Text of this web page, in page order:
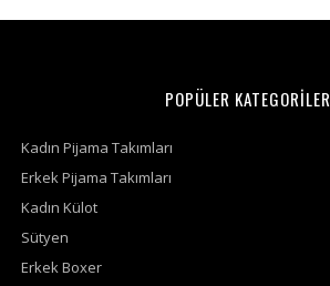
POPÜLER KATEGORİLER
Kadın Pijama Takımları
Erkek Pijama Takımları
Kadın Külot
Sütyen
Erkek Boxer